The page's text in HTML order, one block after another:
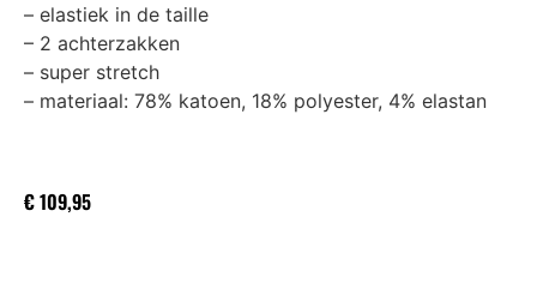
– elastiek in de taille
– 2 achterzakken
– super stretch
– materiaal: 78% katoen, 18% polyester, 4% elastan
€109,95